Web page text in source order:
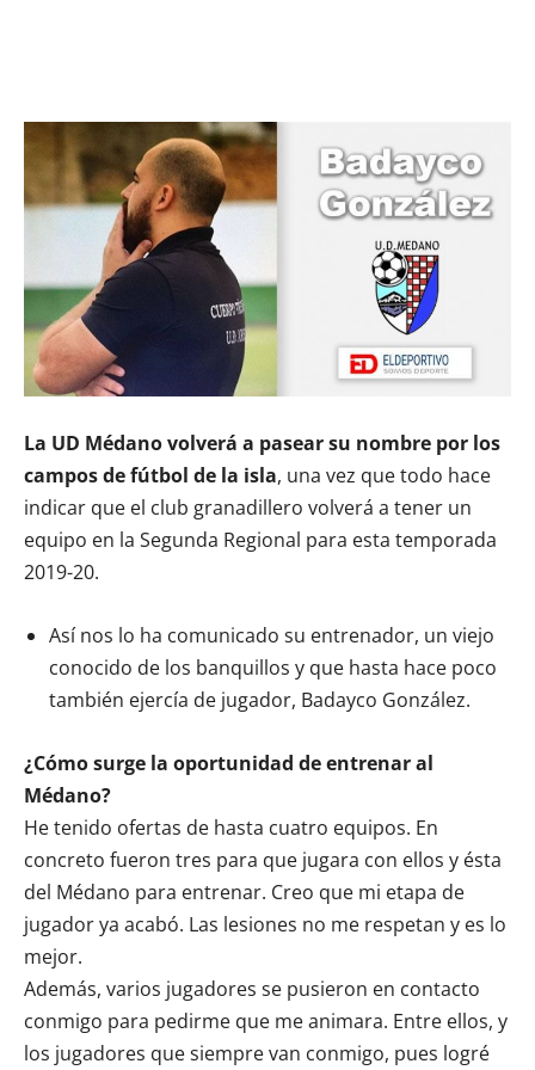
La UD Médano volverá a pasear su nombre por los
campos de fútbol de la isla, una vez que todo hace
indicar que el club granadillero volverá a tener un
equipo en la Segunda Regional para esta temporada
2019-20.
Así nos lo ha comunicado su entrenador, un viejo
conocido de los banquillos y que hasta hace poco
también ejercía de jugador, Badayco González.
¿Cómo surge la oportunidad de entrenar al
Médano?
He tenido ofertas de hasta cuatro equipos. En
concreto fueron tres para que jugara con ellos y ésta
del Médano para entrenar. Creo que mi etapa de
jugador ya acabó. Las lesiones no me respetan y es lo
mejor.
Además, varios jugadores se pusieron en contacto
conmigo para pedirme que me animara. Entre ellos, y
los jugadores que siempre van conmigo, pues logré